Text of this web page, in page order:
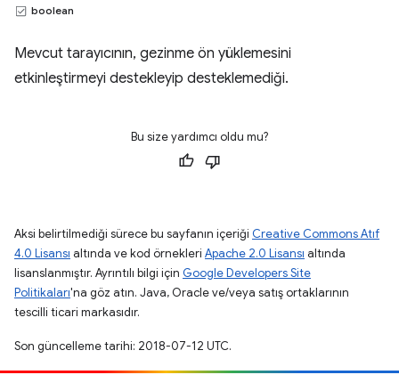
boolean
Mevcut tarayıcının, gezinme ön yüklemesini
etkinleştirmeyi destekleyip desteklemediği.
Bu size yardımcı oldu mu?
Aksi belirtilmediği sürece bu sayfanın içeriği Creative Commons Atıf
4.0 Lisansı altında ve kod örnekleri Apache 2.0 Lisansı altında
lisanslanmıştır. Ayrıntılı bilgi için Google Developers Site
Politikaları'na göz atın. Java, Oracle ve/veya satış ortaklarının
tescilli ticari markasıdır.
Son güncelleme tarihi: 2018-07-12 UTC.